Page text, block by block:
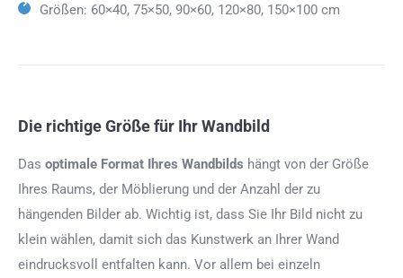
Größen: 60×40, 75×50, 90×60, 120×80, 150×100 cm
Die richtige Größe für Ihr Wandbild
Das optimale Format Ihres Wandbilds hängt von der Größe
Ihres Raums, der Möblierung und der Anzahl der zu
hängenden Bilder ab. Wichtig ist, dass Sie Ihr Bild nicht zu
klein wählen, damit sich das Kunstwerk an Ihrer Wand
eindrucksvoll entfalten kann. Vor allem bei einzeln